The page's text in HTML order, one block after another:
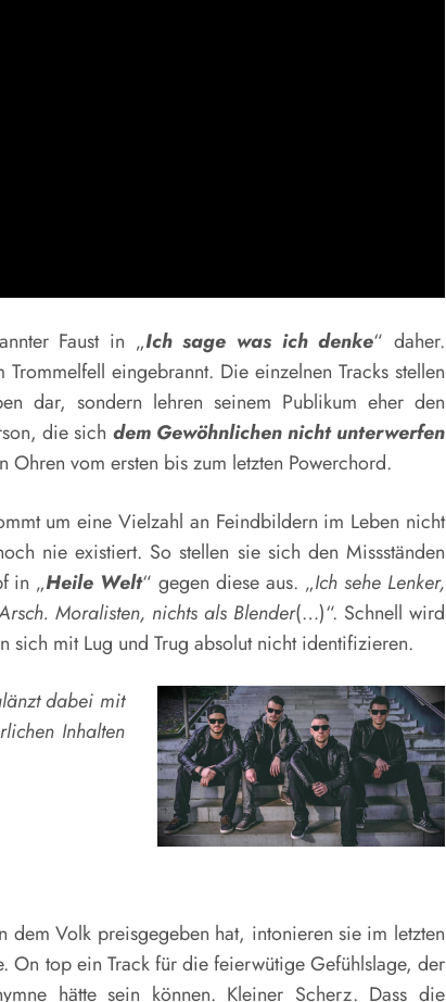
Faust in „Ich sage was ich denke“ daher.
eingebrannt. Die einzelnen Tracks stellen
dar, sondern lehren seinem Publikum eher den
die sich dem Gewöhnlichen nicht unterwerfen
vom ersten bis zum letzten Powerchord.
um eine Vielzahl an Feindbildern im Leben nicht
nie existiert. So stellen sie sich den Missständen
in „Heile Welt“ gegen diese aus. „Ich sehe Lenker,
Moralisten, nichts als Blender(…)“. Schnell wird
sich mit Lug und Trug absolut nicht identifizieren.
dabei mit
Inhalten
Volk preisgegeben hat, intonieren sie im letzten
On top ein Track für die feierwütige Gefühlslage, der
hätte sein können. Kleiner Scherz. Dass die